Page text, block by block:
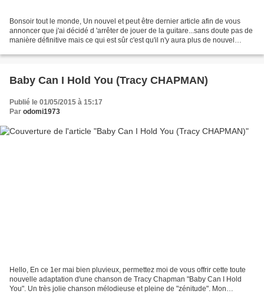
Bonsoir tout le monde, Un nouvel et peut être dernier article afin de vous
annoncer que j'ai décidé d 'arrêter de jouer de la guitare...sans doute pas de
manière définitive mais ce qui est sûr c'est qu'il n'y aura plus de nouvel
Baby Can I Hold You (Tracy CHAPMAN)
Publié le 01/05/2015 à 15:17
Par odomi1973
Hello, En ce 1er mai bien pluvieux, permettez moi de vous offrir cette toute
nouvelle adaptation d'une chanson de Tracy Chapman "Baby Can I Hold
You". Un très jolie chanson mélodieuse et pleine de "zénitude". Mon